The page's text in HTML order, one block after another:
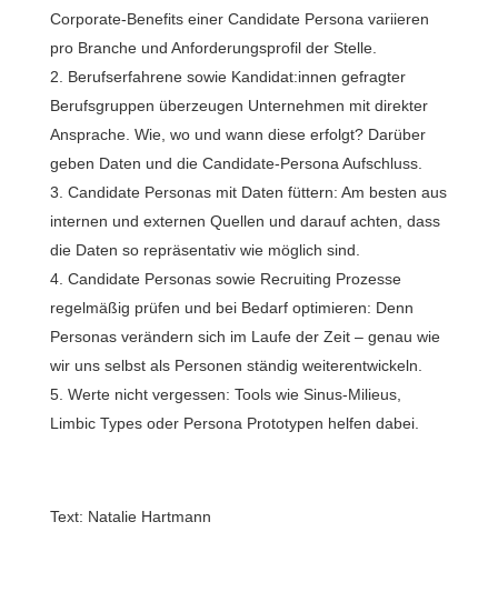
Corporate-Benefits einer Candidate Persona variieren
pro Branche und Anforderungsprofil der Stelle.
Berufserfahrene sowie Kandidat:innen gefragter
Berufsgruppen überzeugen Unternehmen mit direkter
Ansprache. Wie, wo und wann diese erfolgt? Darüber
geben Daten und die Candidate-Persona Aufschluss.
Candidate Personas mit Daten füttern: Am besten aus
internen und externen Quellen und darauf achten, dass
die Daten so repräsentativ wie möglich sind.
Candidate Personas sowie Recruiting Prozesse
regelmäßig prüfen und bei Bedarf optimieren: Denn
Personas verändern sich im Laufe der Zeit – genau wie
wir uns selbst als Personen ständig weiterentwickeln.
Werte nicht vergessen: Tools wie Sinus-Milieus,
Limbic Types oder Persona Prototypen helfen dabei.
Text: Natalie Hartmann